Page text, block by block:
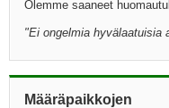
Olemme saaneet
"Ei ongelmia hyvälaatuisia
Määräpaikkojen